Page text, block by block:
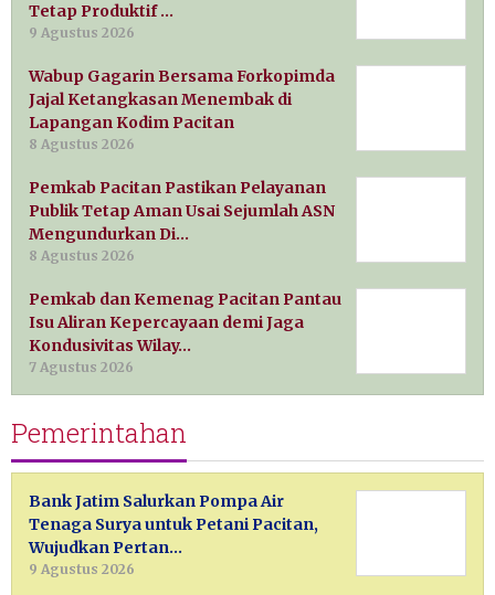
Tetap Produktif …
9 Agustus 2026
Wabup Gagarin Bersama Forkopimda
Jajal Ketangkasan Menembak di
Lapangan Kodim Pacitan
8 Agustus 2026
Pemkab Pacitan Pastikan Pelayanan
Publik Tetap Aman Usai Sejumlah ASN
Mengundurkan Di…
8 Agustus 2026
Pemkab dan Kemenag Pacitan Pantau
Isu Aliran Kepercayaan demi Jaga
Kondusivitas Wilay…
7 Agustus 2026
Pemerintahan
Bank Jatim Salurkan Pompa Air
Tenaga Surya untuk Petani Pacitan,
Wujudkan Pertan…
9 Agustus 2026